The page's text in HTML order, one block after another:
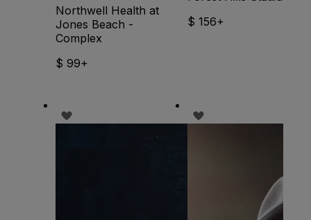
Northwell Health at
Jones Beach -
Complex
$ 99+
$ 156+